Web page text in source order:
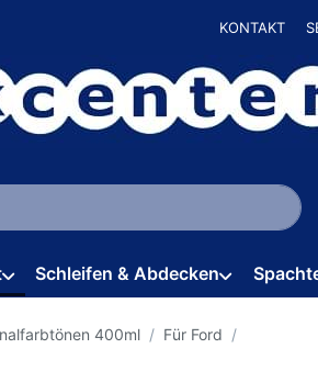
KONTAKT
Sie tippen, erscheinen automatisch
Schleifen & Abdecken
400ml
Für Ford